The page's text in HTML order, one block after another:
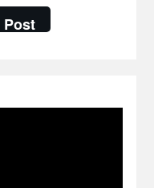
Post